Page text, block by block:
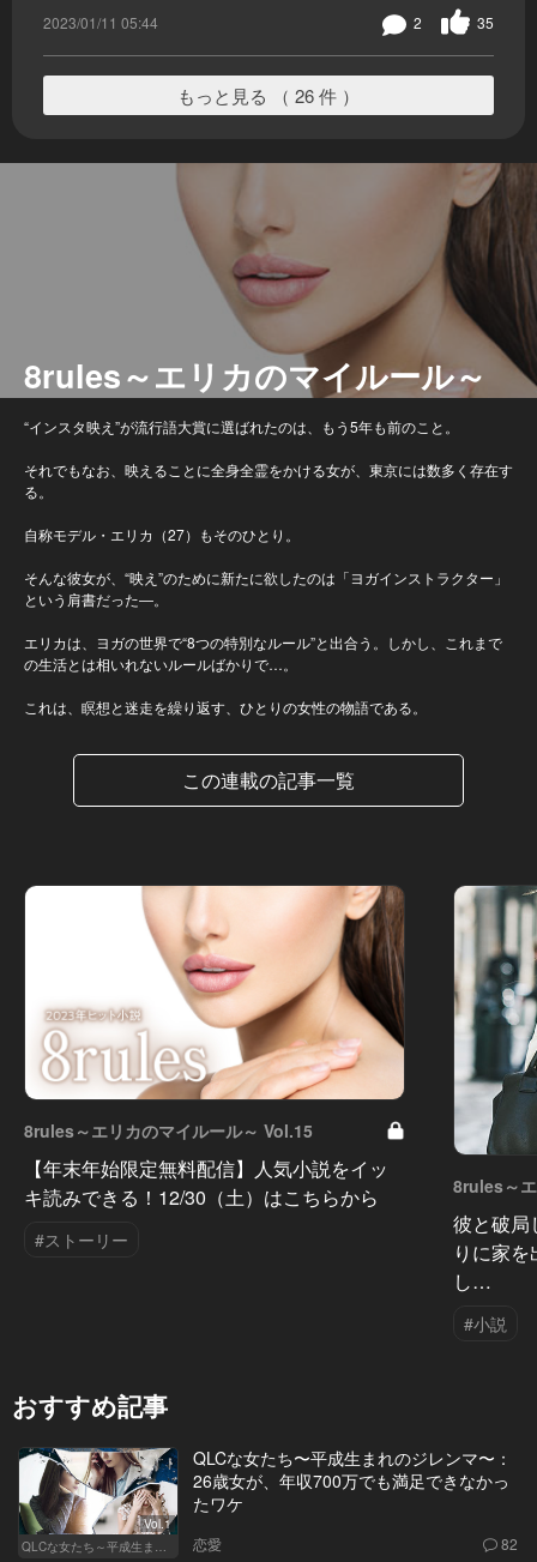
2023/01/11 05:44 35
2
もっと見る （ 26 件 ）
8rules～エリカのマイルール～
“インスタ映え”が流行語大賞に選ばれたのは、もう5年も前のこと。
それでもなお、映えることに全身全霊をかける女が、東京には数多く存在す
る。
自称モデル・エリカ（27）もそのひとり。
そんな彼女が、“映え”のために新たに欲したのは「ヨガインストラクター」
という肩書だった―。
エリカは、ヨガの世界で“8つの特別なルール”と出合う。しかし、これまで
の生活とは相いれないルールばかりで…。
これは、瞑想と迷走を繰り返す、ひとりの女性の物語である。
この連載の記事一覧
8rules～エリカのマイルール～ Vol.15
【年末年始限定無料配信】人気小説をイッ
キ読みできる！12/30（土）はこちらから
#ストーリー
8rules～
彼と破局
りに家
し…
#小説
おすすめ記事
Vol.1
QLCな女たち～平成生まれのジレンマ～
QLCな女たち〜平成生まれのジレンマ〜：
26歳女が、年収700万でも満足できなかっ
たワケ
恋愛 82